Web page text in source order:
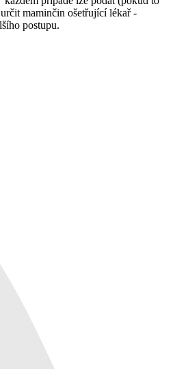
maminčin ošetřující lékař -
postupu.